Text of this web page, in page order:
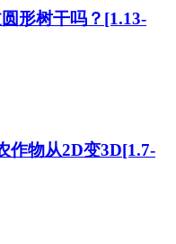
形树干吗？[1.13-
作物从2D变3D[1.7-